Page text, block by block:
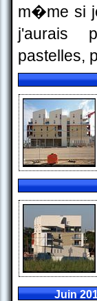
m�me si
j'aurais
pastelles,
Juin